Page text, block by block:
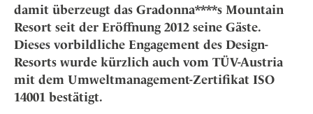
Wellness
Italien
Japan
Kroatien
Mexico
Niederlande
Design & Architektur
Eat & Drink
Mindful Traveller
Osterkalender
Persönlichkeiten
Gutschein/Voucher
Newsletter Anmeldung
Member Benefits
Register your Hotel
About us +
Mission Statement
Our Story
Career
Kontakt
damit überzeugt das Gradonna****s Mountain
Resort seit der Eröffnung 2012 seine Gäste.
Dieses vorbildliche Engagement des Design-
Resorts wurde kürzlich auch vom TÜV-Austria
mit dem Umweltmanagement-Zertifikat ISO
14001 bestätigt.